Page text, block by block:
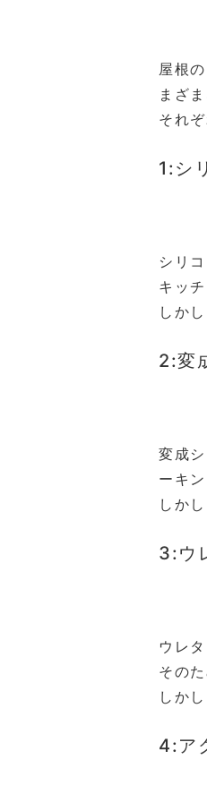
屋根
まざ
それ
1:シ
シリ
キッ
しか
2:変
変成
ーキ
しか
3:ウ
ウレ
その
しか
4:ア